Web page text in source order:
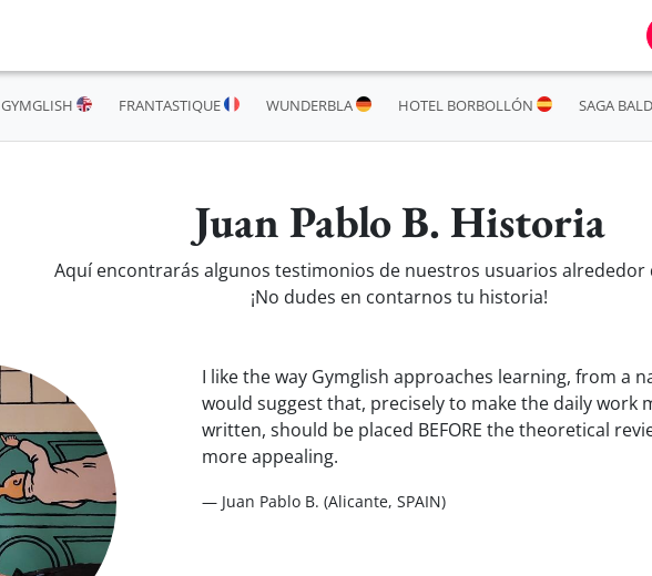
GYMGLISH FRANTASTIQUE WUNDERBLA HOTEL BORBOLLÓN SAGA
Juan Pablo B. Historia
Aquí encontrarás algunos testimonios de nuestros usuarios alrededor
¡No dudes en contarnos tu historia!
I like the way Gymglish approaches learning, from a
would suggest that, precisely to make the daily
written, should be placed BEFORE the theoretical
more appealing.
— Juan Pablo B. (Alicante, SPAIN)